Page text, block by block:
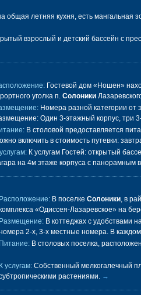
общая летняя кухня, есть мангальная
взрослый и детский бассейн с
Гостевой дом «Ношен»
уголка п. Солоники
Номера разной категории от
Один 3-этажный корпус, три
В столовой предоставляется
включить в стоимость путевки:
К услугам Гостей: открытый
на 4м этаже корпуса с панорамным
Расположение: В поселке Солоники, в
«Одиссея-Лазаревское» на
Размещение: В коттеджах с удобствами
2-х, 3-х местные номера. В
Питание: В столовых поселка,
К услугам: Собственный мелкогалечный
растениями. →